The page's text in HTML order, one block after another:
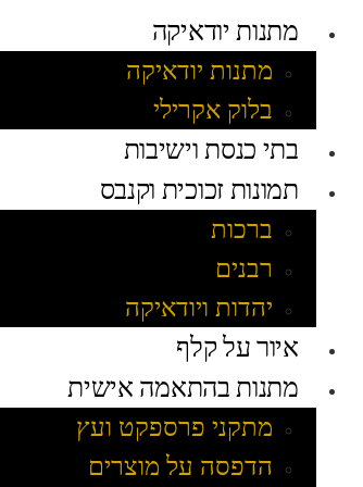
מתנות יודאיקה
מתנות יודאיקה
בלוק אקרילי
בתי כנסת וישיבות
תמונות זכוכית וקנבס
ברכות
רבנים
יהדות ויודאיקה
איור על קלף
מתנות בהתאמה אישית
מתקני פרספקט ועץ
הדפסה על מוצרים